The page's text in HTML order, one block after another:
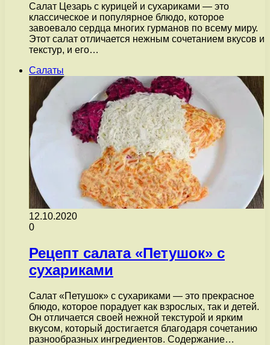
Салат Цезарь с курицей и сухариками — это
классическое и популярное блюдо, которое
завоевало сердца многих гурманов по всему миру.
Этот салат отличается нежным сочетанием вкусов и
текстур, и его…
Салаты
12.10.2020
0
Рецепт салата «Петушок» с
сухариками
Салат «Петушок» с сухариками — это прекрасное
блюдо, которое порадует как взрослых, так и детей.
Он отличается своей нежной текстурой и ярким
вкусом, который достигается благодаря сочетанию
разнообразных ингредиентов. Содержание…